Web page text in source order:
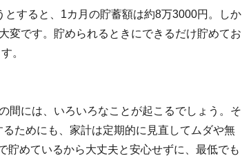
すると、1カ月の貯蓄額は約8万3000円。しか
変です。貯められるときにできるだけ貯めてお
。
間には、いろいろなことが起こるでしょう。そ
ためにも、家計は定期的に見直してムダや無
貯めているから大丈夫と安心せずに、最低でも